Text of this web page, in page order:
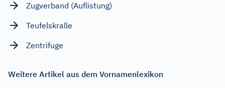
Zugverband (Auflistung)
Teufelskralle
Zentrifuge
Weitere Artikel aus dem Vornamenlexikon